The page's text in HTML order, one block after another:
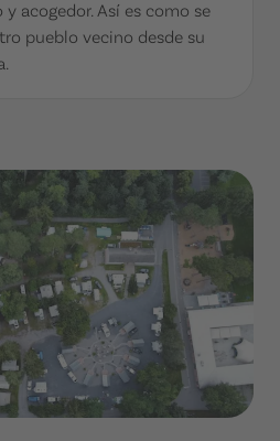
acogedor. Así es como se
pueblo vecino desde su